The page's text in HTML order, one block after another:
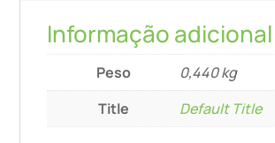
Informação adicional
Peso
0,440 kg
Title
Default Title